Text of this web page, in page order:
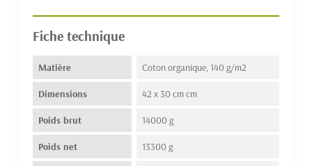
Fiche technique
Matière Coton organique, 140 g/m2
Dimensions 42 x 30 cm cm
Poids brut 14000 g
Poids net 13300 g